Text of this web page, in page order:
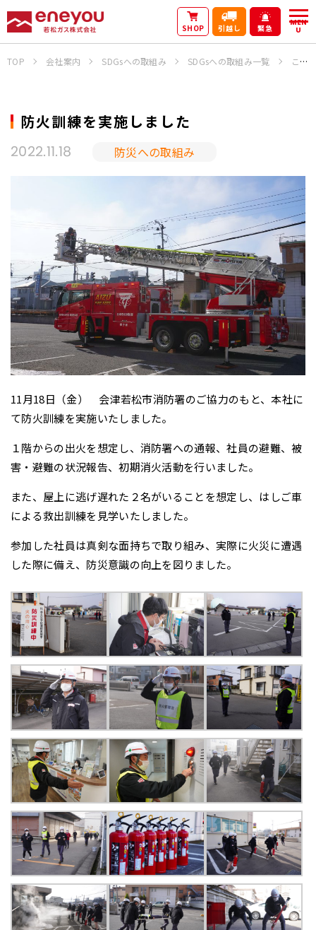
SHOP 引越し 緊急
MEN
U
TOP 会社案内 SDGsへの取組み SDGsへの取組み一覧 これまでの活動
2022.11.18 防災への取組み
防火訓練を実施しました
11月18日（金） 会津若松市消防署のご協力のもと、本社に
て防火訓練を実施いたしました。
１階からの出火を想定し、消防署への通報、社員の避難、被
害・避難の状況報告、初期消火活動を行いました。
また、屋上に逃げ遅れた２名がいることを想定し、はしご車
による救出訓練を見学いたしました。
参加した社員は真剣な面持ちで取り組み、実際に火災に遭遇
した際に備え、防災意識の向上を図りました。